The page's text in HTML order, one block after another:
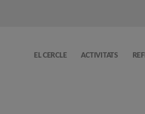
EL CERCLE ACTIVITATS